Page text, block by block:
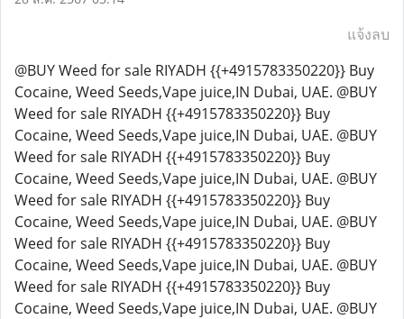
แจ้งลบ
@BUY Weed for sale RIYADH {{+4915783350220}} Buy
Cocaine, Weed Seeds,Vape juice,IN Dubai, UAE. @BUY
Weed for sale RIYADH {{+4915783350220}} Buy
Cocaine, Weed Seeds,Vape juice,IN Dubai, UAE. @BUY
Weed for sale RIYADH {{+4915783350220}} Buy
Cocaine, Weed Seeds,Vape juice,IN Dubai, UAE. @BUY
Weed for sale RIYADH {{+4915783350220}} Buy
Cocaine, Weed Seeds,Vape juice,IN Dubai, UAE. @BUY
Weed for sale RIYADH {{+4915783350220}} Buy
Cocaine, Weed Seeds,Vape juice,IN Dubai, UAE. @BUY
Weed for sale RIYADH {{+4915783350220}} Buy
Cocaine, Weed Seeds,Vape juice,IN Dubai, UAE. @BUY